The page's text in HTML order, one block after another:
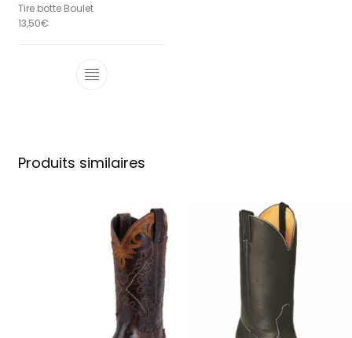
Tire botte Boulet
13,50€
Produits similaires